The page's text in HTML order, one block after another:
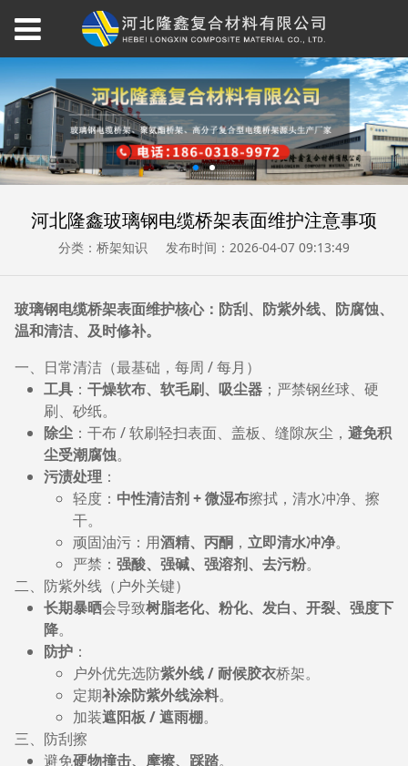
河北隆鑫玻璃钢电缆桥架表面维护注意事项
分类：桥架知识 发布时间：2026-04-07 09:13:49
玻璃钢电缆桥架表面维护核心：防刮、防紫外线、防腐蚀、
温和清洁、及时修补。
一、日常清洁（最基础，每周 / 每月）
工具： 干燥软布、软毛刷、吸尘器；严禁钢丝球、硬
刷、砂纸。
除尘：干布 / 软刷轻扫表面、盖板、缝隙灰尘， 避免积
尘受潮腐蚀。
污渍处理 ：
轻度： 中性清洁剂 + 微湿布擦拭，清水冲净、擦
干。
顽固油污：用酒精、丙酮， 立即清水冲净。
严禁： 强酸、强碱、强溶剂、去污粉。
二、防紫外线（户外关键）
长期暴晒会导致树脂老化、粉化、发白、开裂、强度下
降。
防护：
户外优先选防紫外线 / 耐候胶衣桥架。
定期补涂防紫外线涂料。
加装遮阳板 / 遮雨棚。
三、防刮擦
避免硬物撞击、摩擦、踩踏。